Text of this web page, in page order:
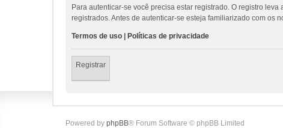
Para autenticar-se você precisa estar registrado. O registro
registrados. Antes de autenticar-se esteja familiarizado com os
Termos de uso Políticas de privacidade
Registrar
Powered by phpBB® Forum Software © phpBB Limited